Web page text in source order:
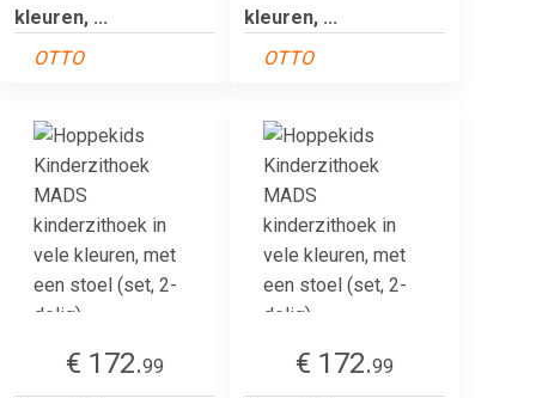
kleuren, ...
OTTO
kleuren, ...
OTTO
€ 172.99
€ 172.99